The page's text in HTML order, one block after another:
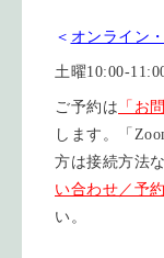
＜ オンライン
土曜10:00-
ご予約は 「お
します。「
方は接続方法
い合わせ／予約
い。